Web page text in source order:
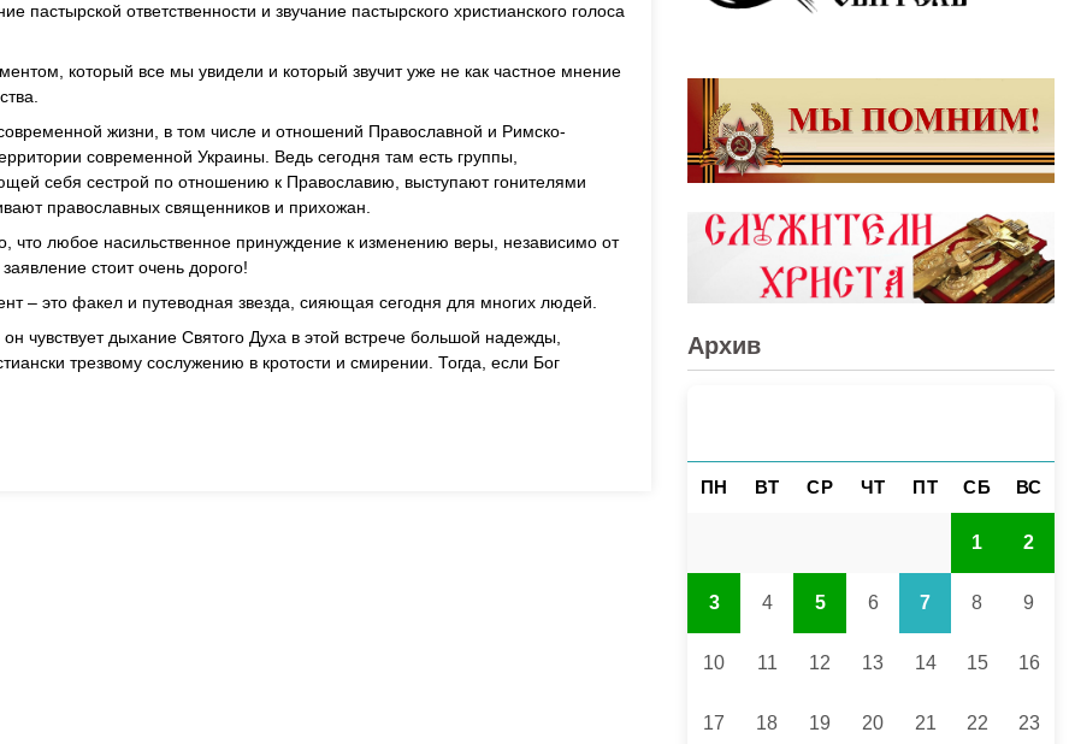
пастырской ответственности и звучание пастырского христианского голоса
который все мы увидели и который звучит уже не как частное мнение
жизни, в том числе и отношений Православной и Римско-
современной Украины. Ведь сегодня там есть группы,
себя сестрой по отношению к Православию, выступают гонителями
православных священников и прихожан.
что любое насильственное принуждение к изменению веры, независимо от
стоит очень дорого!
– это факел и путеводная звезда, сияющая сегодня для многих людей.
чувствует дыхание Святого Духа в этой встрече большой надежды,
трезвому сослужению в кротости и смирении. Тогда, если Бог
Архив
ПН ВТ СР ЧТ ПТ СБ ВС
1 2
3 4 5 6 7 8 9
10 11 12 13 14 15 16
17 18 19 20 21 22 23